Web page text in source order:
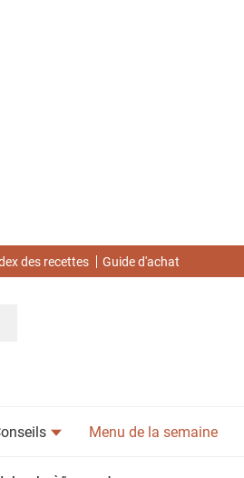
des recettes Guide d'achat
Menu de la semaine